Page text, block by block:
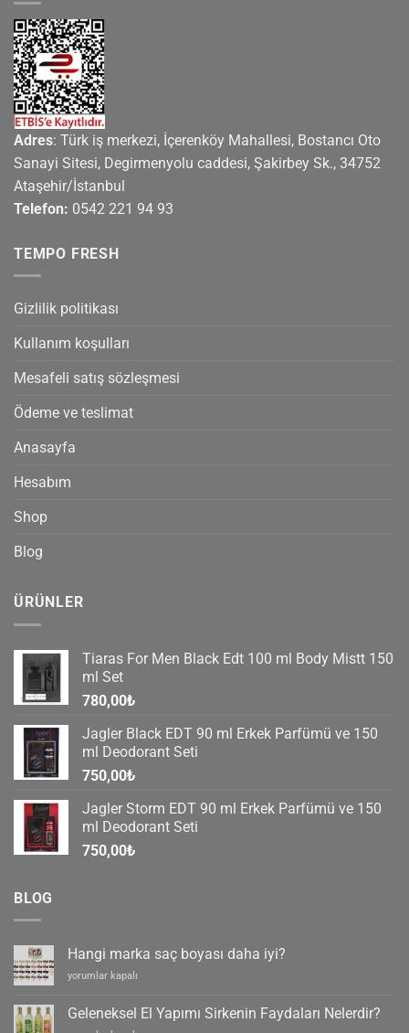
Adres: Türk iş merkezi, İçerenköy Mahallesi, Bostancı Oto
Sanayi Sitesi, Degirmenyolu caddesi, Şakirbey Sk., 34752
Ataşehir/İstanbul
Telefon: 0542 221 94 93
TEMPO FRESH
Gizlilik politikası
Kullanım koşulları
Mesafeli satış sözleşmesi
Ödeme ve teslimat
Anasayfa
Hesabım
Shop
Blog
ÜRÜNLER
Tiaras For Men Black Edt 100 ml Body Mistt 150
ml Set
780,00₺
Jagler Black EDT 90 ml Erkek Parfümü ve 150
ml Deodorant Seti
750,00₺
Jagler Storm EDT 90 ml Erkek Parfümü ve 150
ml Deodorant Seti
750,00₺
BLOG
Hangi marka saç boyası daha iyi?
Hangi
saç
boyası
yorumlar kapalı
Geleneksel El Yapımı Sirkenin Faydaları Nelerdir?